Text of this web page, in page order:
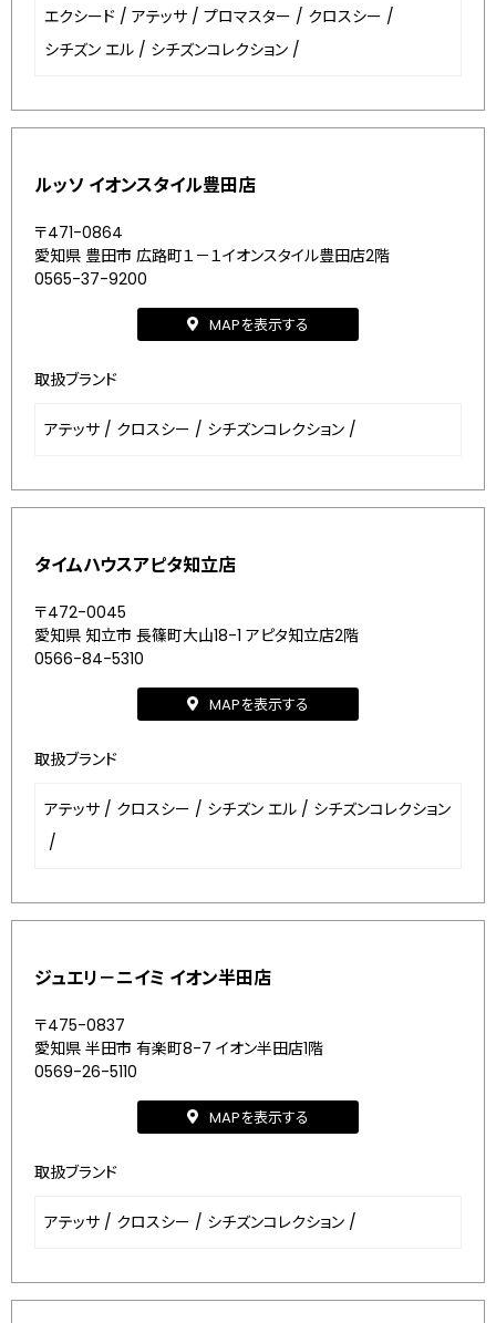
エクシード / アテッサ / プロマスター / クロスシー /
シチズン エル / シチズンコレクション /
ルッソ イオンスタイル豊田店
〒471-0864
愛知県 豊田市 広路町１－１イオンスタイル豊田店2階
0565-37-9200
MAPを表示する
取扱ブランド
アテッサ / クロスシー / シチズンコレクション /
タイムハウスアピタ知立店
〒472-0045
愛知県 知立市 長篠町大山18-1 アピタ知立店2階
0566-84-5310
MAPを表示する
取扱ブランド
アテッサ / クロスシー / シチズン エル / シチズンコレクション
/
ジュエリ－ニイミ イオン半田店
〒475-0837
愛知県 半田市 有楽町8-7 イオン半田店1階
0569-26-5110
MAPを表示する
取扱ブランド
アテッサ / クロスシー / シチズンコレクション /